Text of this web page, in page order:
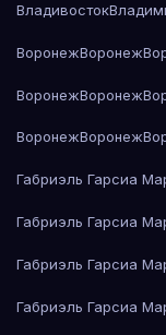
Владивосток
ВоронежВоронеж
ВоронежВоронеж
ВоронежВоронеж
Габриэль Гарсиа
Габриэль Гарсиа
Габриэль Гарсиа
Габриэль Гарсиа